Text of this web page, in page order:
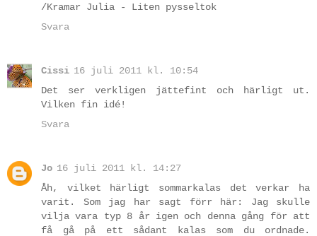
/Kramar Julia - Liten pysseltok
Svara
Cissi 16 juli 2011 kl. 10:54
Det ser verkligen jättefint och härligt ut.
Vilken fin idé!
Svara
Jo 16 juli 2011 kl. 14:27
Åh, vilket härligt sommarkalas det verkar ha
varit. Som jag har sagt förr här: Jag skulle
vilja vara typ 8 år igen och denna gång för att
få gå på ett sådant kalas som du ordnade.